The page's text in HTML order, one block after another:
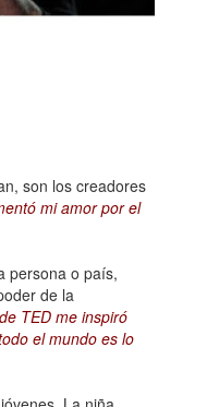
son los creadores
mi amor por el
persona o país,
de la
TED me inspiró
el mundo es lo